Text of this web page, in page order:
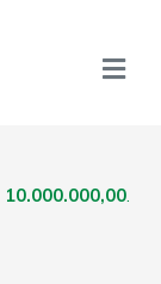
10.000.000,00.